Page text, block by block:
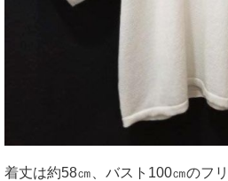
着丈は約58㎝、バスト100㎝のフ